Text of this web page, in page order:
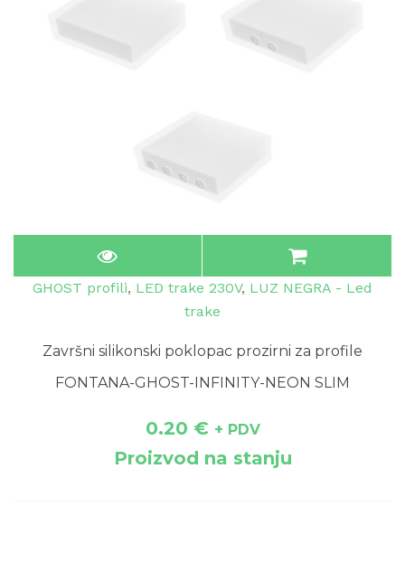
GHOST profili, LED trake 230V, LUZ NEGRA - Led
trake
Završni silikonski poklopac prozirni za profile
FONTANA-GHOST-INFINITY-NEON SLIM
0.20 € + PDV
Proizvod na stanju